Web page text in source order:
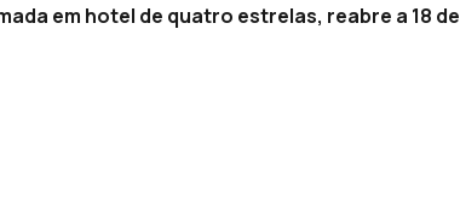
em hotel de quatro estrelas, reabre a 18 de